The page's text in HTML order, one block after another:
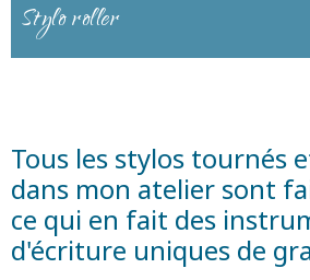
Stylo roller
Tous les stylos tournés
dans mon atelier sont
ce qui en fait des
d'écriture uniques de